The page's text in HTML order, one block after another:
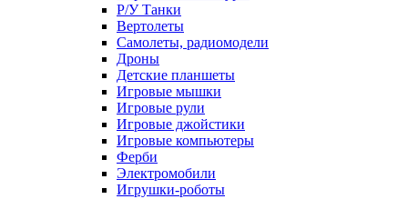
Р/У Танки
Вертолеты
Самолеты, радиомодели
Дроны
Детские планшеты
Игровые мышки
Игровые рули
Игровые джойстики
Игровые компьютеры
Ферби
Электромобили
Игрушки-роботы